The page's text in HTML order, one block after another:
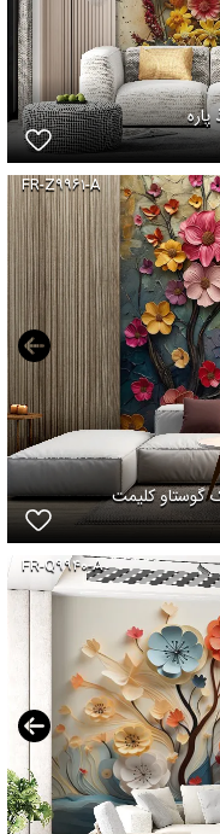
FR-Z۹۹۶۱-A
کلیمت
FR-Q۹۹۴۰-A